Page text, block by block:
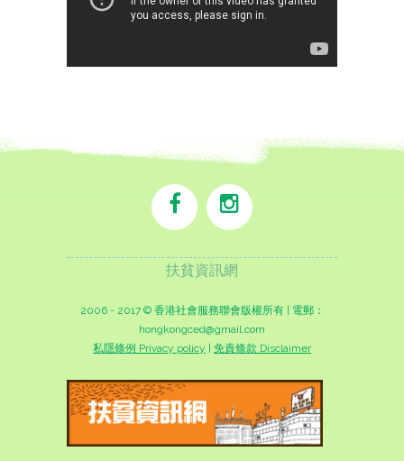
扶貧資訊網
2006 - 2017 © 香港社會服務聯會版權所有 | 電郵：
hongkongced@gmail.com
私隱條例 Privacy policy
免責條款 Disclaimer